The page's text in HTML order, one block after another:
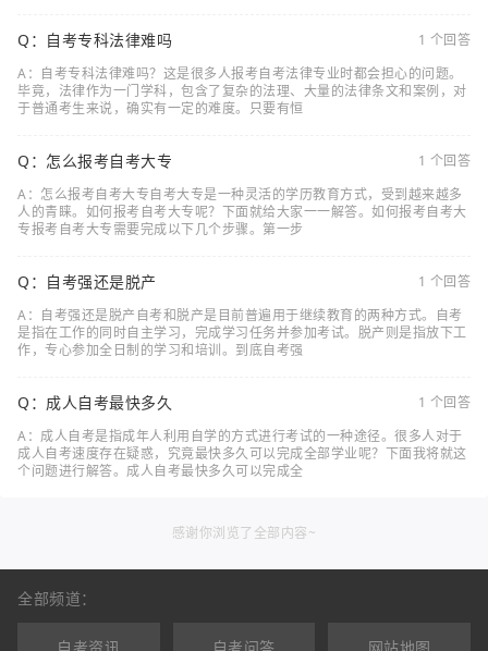
Q：自考专科法律难吗
1 个回答
A：自考专科法律难吗？这是很多人报考自考法律专业时都会担心的问题。
毕竟，法律作为一门学科，包含了复杂的法理、大量的法律条文和案例，对
于普通考生来说，确实有一定的难度。只要有恒
Q：怎么报考自考大专
1 个回答
A：怎么报考自考大专自考大专是一种灵活的学历教育方式，受到越来越多
人的青睐。如何报考自考大专呢？下面就给大家一一解答。如何报考自考大
专报考自考大专需要完成以下几个步骤。第一步
Q：自考强还是脱产
1 个回答
A：自考强还是脱产自考和脱产是目前普遍用于继续教育的两种方式。自考
是指在工作的同时自主学习，完成学习任务并参加考试。脱产则是指放下工
作，专心参加全日制的学习和培训。到底自考强
Q：成人自考最快多久
1 个回答
A：成人自考是指成年人利用自学的方式进行考试的一种途径。很多人对于
成人自考速度存在疑惑，究竟最快多久可以完成全部学业呢？下面我将就这
个问题进行解答。成人自考最快多久可以完成全
感谢你浏览了全部内容~
全部频道：